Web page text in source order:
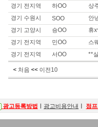
희망지역 : 충남 / 희망급여 : 면
제목 :똥구
이름 :박OO
희망지역 : 서울 강남구 / 희망
제목 :
소형 룸사롱,쩜오,텐카페
이름 :.OO
희망지역 : 충남 천안시 / 희망
제목 :충남천안쪽에서 주간대
경기 전지역
하OO
상
경기 수원시
SOO
안
경기 고양시
숑OO
휴
경기 전지역
민OO
스
경기 전지역
서OO **
< 처음 << 이전10
광고등록방법 광고비용안내 점